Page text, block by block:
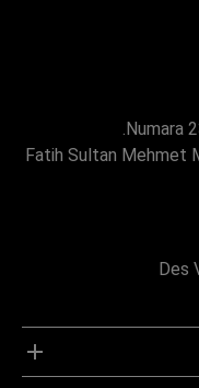
Numara
Fatih Sultan Mehmet